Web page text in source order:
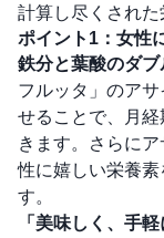
計算し尽くされた
ポイント1：女性
鉄分と葉酸のダブ
フルッタ」のアサ
せることで、月
きます。さらに
性に嬉しい栄養
す。
「美味しく、手軽